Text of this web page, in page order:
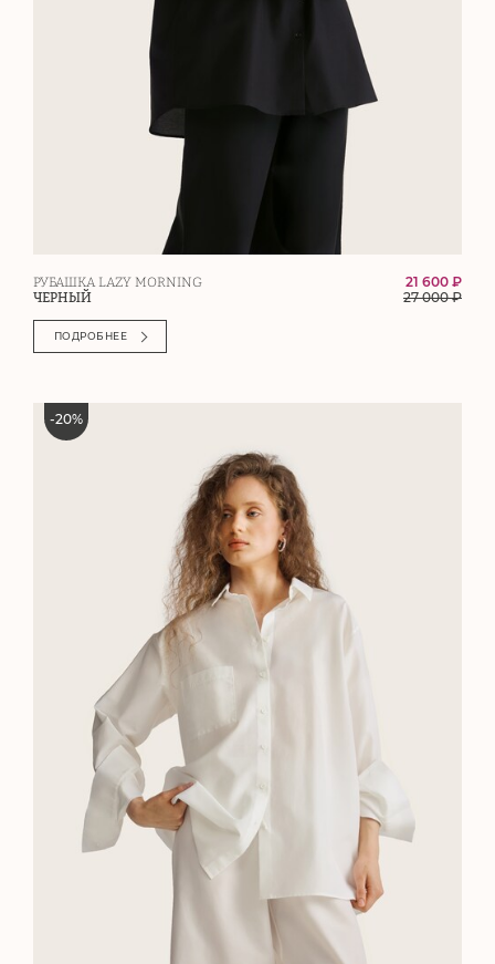
РУБАШКА LAZY MORNING
ЧЕРНЫЙ
21 600 ₽
27 000₽
ПОДРОБНЕЕ
-20%